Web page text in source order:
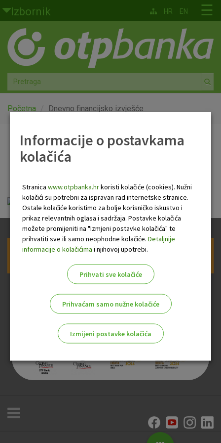
Skoči na glavni sadržaj
Izbornik
Građani
Privatno bankarstvo
Agro
Mala poduzeća i obrtnici
Globalna tržišta
O nama
☰
HR EN
Početna Dnevno financijsko izvješće
Dnevno financijsko
Dnevno financijsko izvješće.pdf
Prijava na newsletter OTP banke
Informacije o postavkama
kolačića
Stranica www.otpbanka.hrkoristi kolačiće (cookies). Nužni
kolačići su potrebni za ispravan rad internetske stranice.
Ostale kolačiće koristimo za bolje korisničko iskustvo i
prikaz relevantnih oglasa i sadržaja. Postavke kolačića
možete promijeniti na "Izmjeni postavke kolačića" te
prihvatiti sve ili samo neophodne kolačiće. Detaljnije
informacije o kolačićima i njihovoj upotrebi.
Prihvati sve kolačiće
Prihvaćam samo nužne kolačiće
Izmijeni postavke kolačića
Nužni kolačići